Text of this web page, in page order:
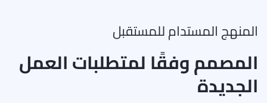
المنهج المستدام للمستقبل
المصمم وفقًا لمتطلبات العمل
الجديدة